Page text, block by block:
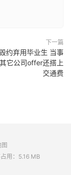
下一篇
约弃用毕业生 当事
它公司offer还搭上
交通费
用：5.16 MB